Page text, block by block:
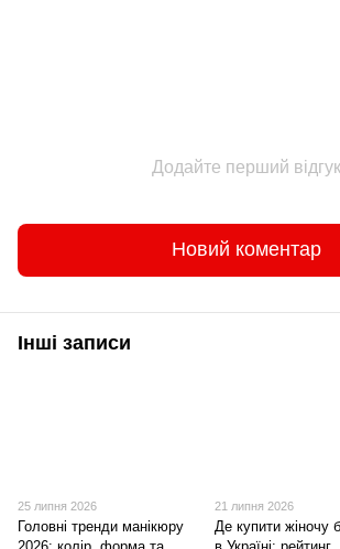
Додайте перший відгук
Новий коментар
Інші записи
25 липня 2026
Головні тренди манікюру
21 липня 2026
Де купити жіночу